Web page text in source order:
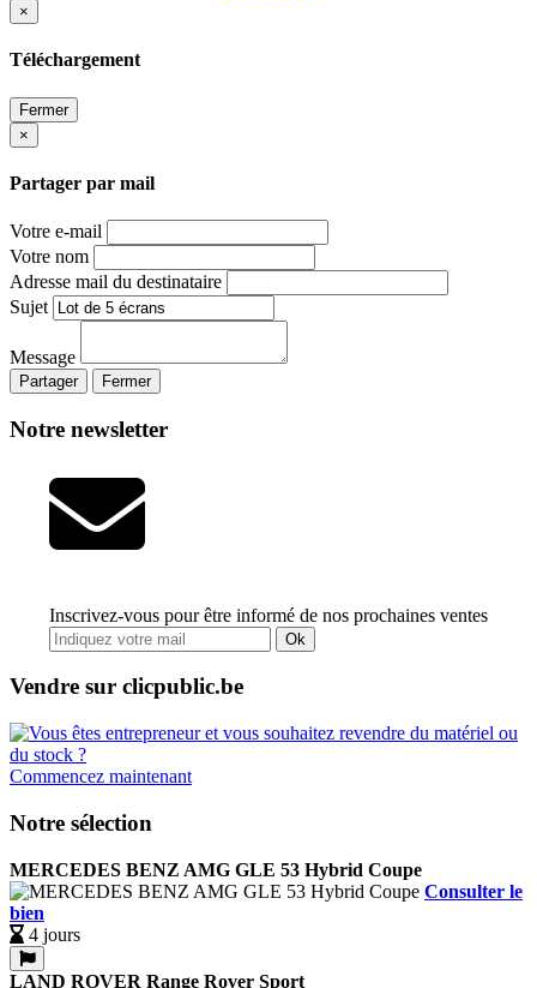
×
Téléchargement
Fermer
×
Partager par mail
Votre e-mail
Votre nom
Adresse mail du destinataire
Sujet
Message
Partager Fermer
Notre newsletter
Inscrivez-vous pour être informé de nos prochaines ventes
Ok
Vendre sur clicpublic.be
Commencez maintenant
Notre sélection
MERCEDES BENZ AMG GLE 53 Hybrid Coupe
Consulter le
bien
4 jours
LAND ROVER Range Rover Sport